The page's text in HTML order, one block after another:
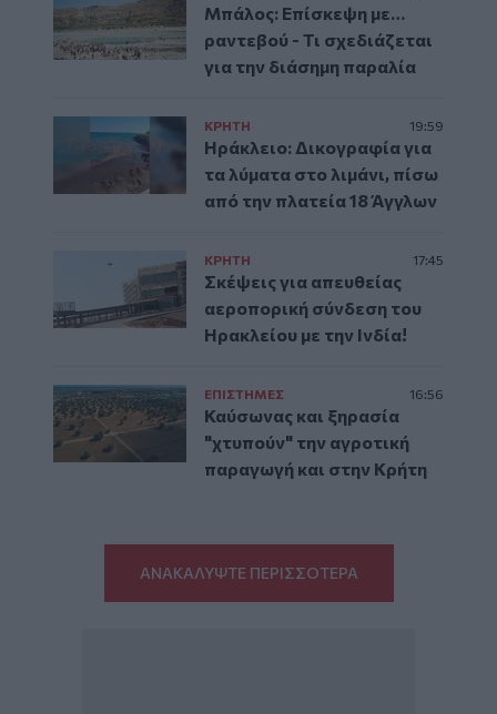
Μπάλος: Επίσκεψη με…
ραντεβού - Τι σχεδιάζεται
για την διάσημη παραλία
ΚΡΗΤΗ 19:59
Ηράκλειο: Δικογραφία για
τα λύματα στο λιμάνι, πίσω
από την πλατεία 18 Άγγλων
ΚΡΗΤΗ 17:45
Σκέψεις για απευθείας
αεροπορική σύνδεση του
Ηρακλείου με την Ινδία!
ΕΠΙΣΤΗΜΕΣ 16:56
Καύσωνας και ξηρασία
"χτυπούν" την αγροτική
παραγωγή και στην Κρήτη
ΑΝΑΚΑΛΥΨΤΕ ΠΕΡΙΣΣΟΤΕΡΑ